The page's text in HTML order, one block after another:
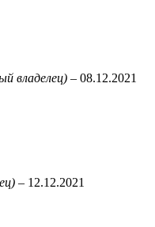
владелец) – 08.12.2021
– 12.12.2021